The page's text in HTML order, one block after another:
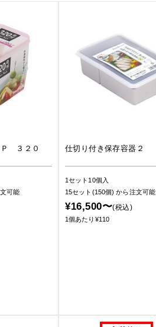
Ｐ ３２０
可能
仕切り付き保存容器２
1セット10個入
15セット(150個)から注文可能
¥16,500〜(税込)
1個あたり¥110